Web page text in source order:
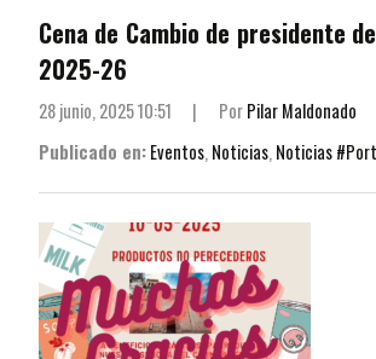
Cena de Cambio de presidente
2025-26
28 junio, 2025 10:51 | PorPilar Maldonado
Publicado en:Eventos, Noticias, Noticias